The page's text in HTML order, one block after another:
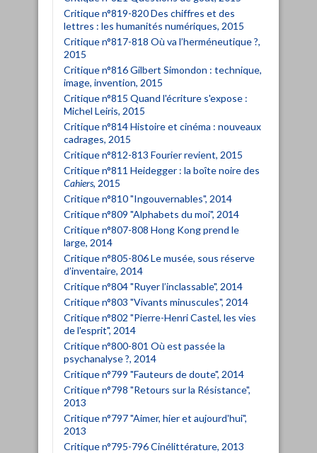
Critique n°819-820 Des chiffres et des
lettres : les humanités numériques, 2015
Critique n°817-818 Où va l’herméneutique ?,
2015
Critique n°816 Gilbert Simondon : technique,
image, invention, 2015
Critique n°815 Quand l'écriture s'expose :
Michel Leiris, 2015
Critique n°814 Histoire et cinéma : nouveaux
cadrages, 2015
Critique n°812-813 Fourier revient, 2015
Critique n°811 Heidegger : la boîte noire des
Cahiers, 2015
Critique n°810 "Ingouvernables", 2014
Critique n°809 "Alphabets du moi", 2014
Critique n°807-808 Hong Kong prend le
large, 2014
Critique n°805-806 Le musée, sous réserve
d’inventaire, 2014
Critique n°804 "Ruyer l’inclassable", 2014
Critique n°803 "Vivants minuscules", 2014
Critique n°802 "Pierre-Henri Castel, les vies
de l'esprit", 2014
Critique n°800-801 Où est passée la
psychanalyse ?, 2014
Critique n°799 "Fauteurs de doute", 2014
Critique n°798 "Retours sur la Résistance",
2013
Critique n°797 "Aimer, hier et aujourd'hui",
2013
Critique n°795-796 Cinélittérature, 2013